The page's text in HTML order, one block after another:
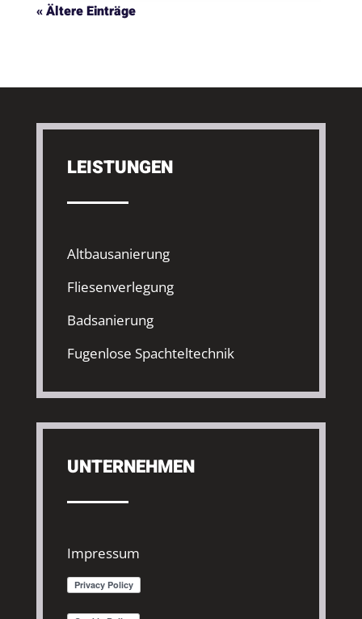
« Ältere Einträge
LEISTUNGEN
Altbausanierung
Fliesenverlegung
Badsanierung
Fugenlose Spachteltechnik
UNTERNEHMEN
Impressum